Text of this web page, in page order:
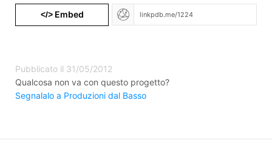
</>Embed
Pubblicato il 31/05/2012
Qualcosa non va con questo progetto?
Segnalalo a Produzioni dal Basso